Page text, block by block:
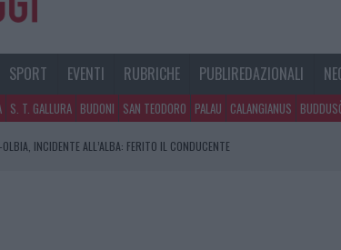
SPORT EVENTI RUBRICHE PUBLIREDAZIONALI
S. T. GALLURA BUDONI SAN TEODORO PALAU CALANGIANUS
INCIDENTE ALL’ALBA: FERITO IL CONDUCENTE